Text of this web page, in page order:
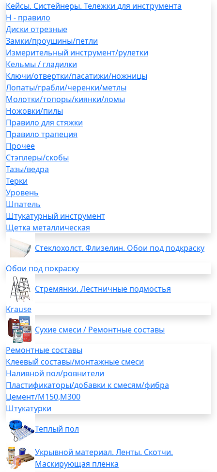
Кейсы. Систейнеры. Тележки для инструмента
H - правило
Диски отрезные
Замки/проушины/петли
Измерительный инструмент/рулетки
Кельмы / гладилки
Ключи/отвертки/пасатижи/ножницы
Лопаты/грабли/черенки/метлы
Молотки/топоры/киянки/ломы
Ножовки/пилы
Правило для стяжки
Правило трапеция
Прочее
Стэплеры/скобы
Тазы/ведра
Терки
Уровень
Шпатель
Штукатурный инструмент
Щетка металлическая
Стеклохолст. Флизелин. Обои под подкраску
Обои под покраску
Стремянки. Лестничные подмостья
Krause
Сухие смеси / Ремонтные составы
Ремонтные составы
Клеевый составы/монтажные смеси
Наливной пол/ровнители
Пластификаторы/добавки к смесям/фибра
Цемент/М150,М300
Штукатурки
Теплый пол
Укрывной материал. Ленты. Скотчи.
Маскирующая пленка